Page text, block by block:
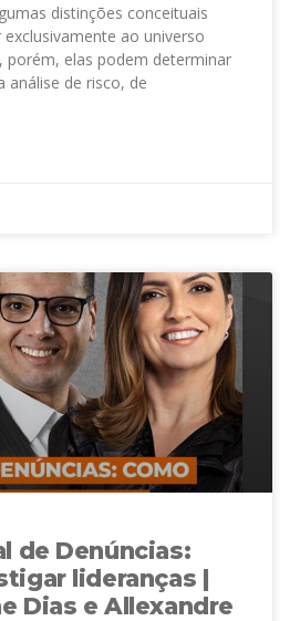
distinções conceituais
ao universo
porém, elas podem determinar
análise de risco, de
de Denúncias:
lideranças |
Dias e Allexandre